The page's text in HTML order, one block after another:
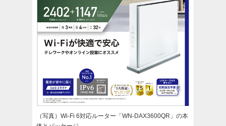
（写真）Wi-Fi 6対応ルーター「WN-DAX3600QR」の本